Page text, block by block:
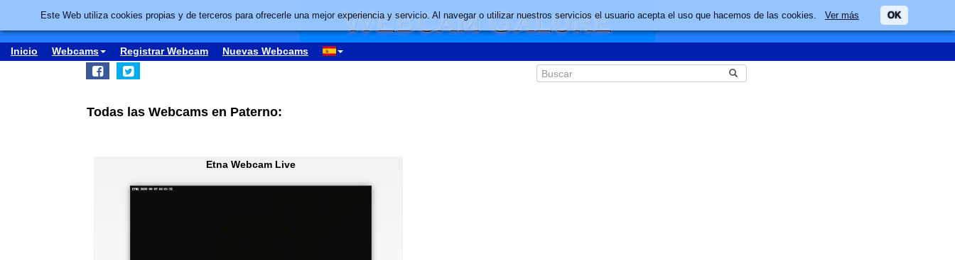
Inicio Webcams Registrar Webcam Nuevas Webcams
Todas las Webcams en Paterno:
Etna Webcam Live
Este Web utiliza cookies propias y de terceros para ofrecerle una mejor experiencia y servicio. Al navegar o utilizar nuestros servicios el usuario acepta el uso que hacemos de las cookies. Ver más OK